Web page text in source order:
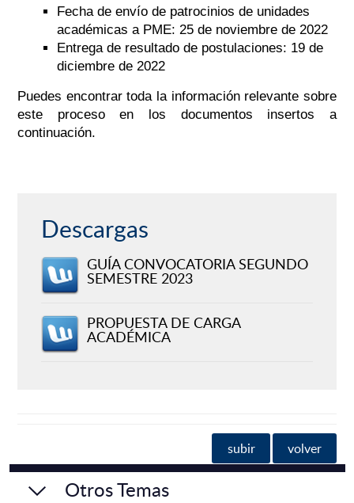
Fecha de envío de patrocinios de unidades
académicas a PME: 25 de noviembre de 2022
Entrega de resultado de postulaciones: 19 de
diciembre de 2022
Puedes encontrar toda la información relevante sobre
este proceso en los documentos insertos a
continuación.
Descargas
GUÍA CONVOCATORIA SEGUNDO
SEMESTRE 2023
PROPUESTA DE CARGA
ACADÉMICA
subir volver
Otros Temas